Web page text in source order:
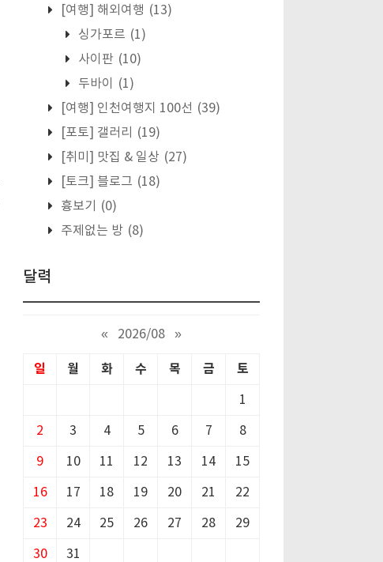
[여행] 해외여행 (13)
싱가포르 (1)
사이판 (10)
두바이
(1)
[여행] 인천여행지 100선 (39)
[포토] 갤러리
(19)
[취미] 맛집 & 일상 (27)
[토크] 블로그 (18)
흉보기
(0)
주제없는 방 (8)
달력
« 2026/08 »
일 월 화 수 목 금 토
1
2 3 4 5 6 7 8
9 10 11 12 13 14 15
16 17 18 19 20 21 22
23 24 25 26 27 28 29
30 31